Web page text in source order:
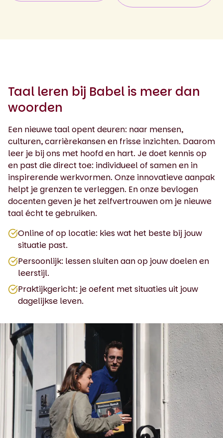
Taal leren bij Babel is meer dan
woorden
Een nieuwe taal opent deuren: naar mensen,
culturen, carrièrekansen en frisse inzichten. Daarom
leer je bij ons met hoofd en hart. Je doet kennis op
en past die direct toe: individueel of samen en in
inspirerende werkvormen. Onze innovatieve aanpak
helpt je grenzen te verleggen. En onze bevlogen
docenten geven je het zelfvertrouwen om je nieuwe
taal écht te gebruiken.
Online of op locatie: kies wat het beste bij jouw
situatie past.
Persoonlijk: lessen sluiten aan op jouw doelen en
leerstijl.
Praktijkgericht: je oefent met situaties uit jouw
dagelijkse leven.